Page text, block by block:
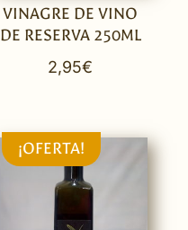
VINAGRE DE VINO
DE RESERVA 250ML
2,95€
¡OFERTA!